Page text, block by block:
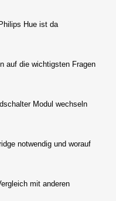
Hue ist da
auf die wichtigsten Fragen
Modul wechseln
notwendig und worauf
mit anderen